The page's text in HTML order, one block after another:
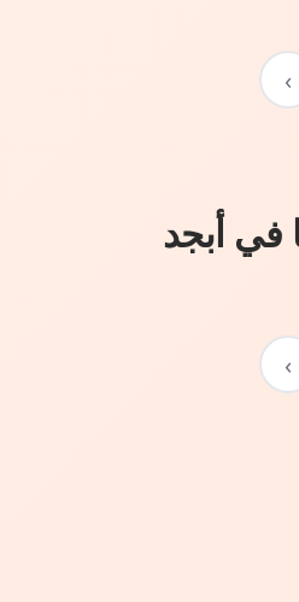
›
في أبجد
›